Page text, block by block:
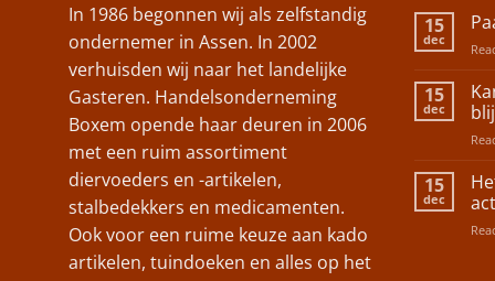
In 1986 begonnen wij als zelfstandig
ondernemer in Assen. In 2002
verhuisden wij naar het landelijke
Gasteren. Handelsonderneming
Boxem opende haar deuren in 2006
met een ruim assortiment
diervoeders en -artikelen,
stalbedekkers en medicamenten.
Ook voor een ruime keuze aan kado
artikelen, tuindoeken en alles op het
15
dec
15
dec
15
dec